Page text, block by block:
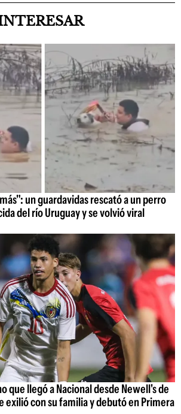
un guardavidas rescató a un perro
del río Uruguay y se volvió viral
que llegó a Nacional desde Newell's de
exilió con su familia y debutó en Primera